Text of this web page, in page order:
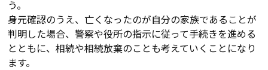
う。
身元確認のうえ、亡くなったのが自分の家族であることが
判明した場合、警察や役所の指示に従って手続きを進める
とともに、相続や相続放棄のことも考えていくことになり
ます。